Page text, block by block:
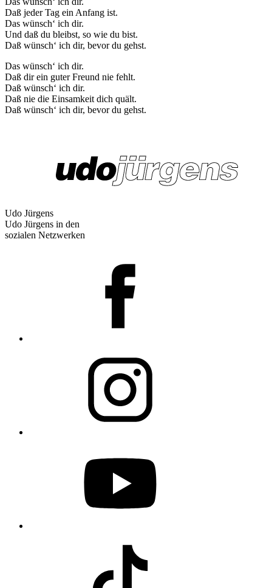
Daß jeder Tag ein Anfang ist.
Das wünsch‘ ich dir.
Und daß du bleibst, so wie du bist.
Daß wünsch‘ ich dir, bevor du gehst.
Das wünsch‘ ich dir.
Daß dir ein guter Freund nie fehlt.
Daß wünsch‘ ich dir.
Daß nie die Einsamkeit dich quält.
Daß wünsch‘ ich dir, bevor du gehst.
Udo Jürgens
Udo Jürgens in den
sozialen Netzwerken